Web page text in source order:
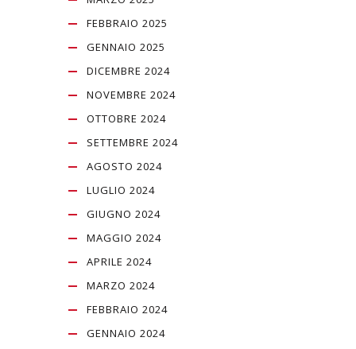
FEBBRAIO 2025
GENNAIO 2025
DICEMBRE 2024
NOVEMBRE 2024
OTTOBRE 2024
SETTEMBRE 2024
AGOSTO 2024
LUGLIO 2024
GIUGNO 2024
MAGGIO 2024
APRILE 2024
MARZO 2024
FEBBRAIO 2024
GENNAIO 2024